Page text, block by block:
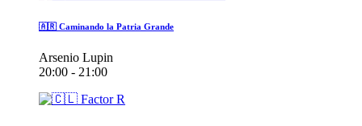
🇦🇷 Caminando la Patria Grande
Arsenio Lupin
20:00 - 21:00